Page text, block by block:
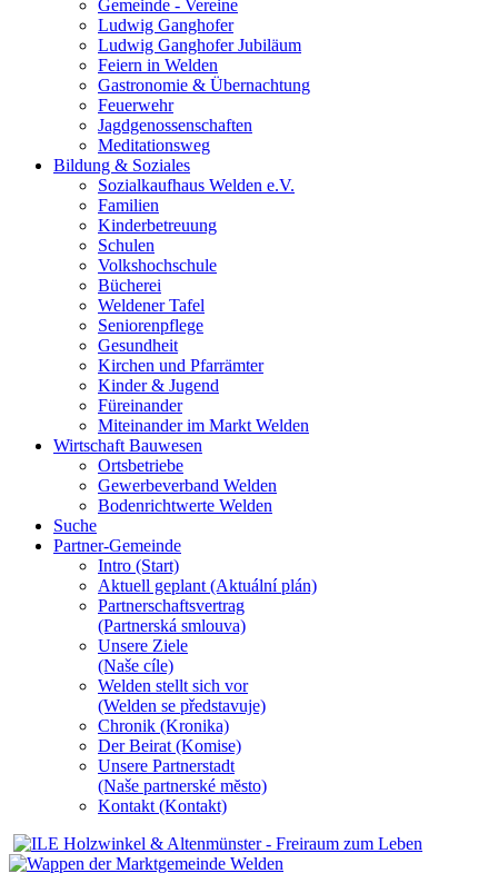
Gemeinde - Vereine
Ludwig Ganghofer
Ludwig Ganghofer Jubiläum
Feiern in Welden
Gastronomie & Übernachtung
Feuerwehr
Jagdgenossenschaften
Meditationsweg
Bildung & Soziales
Sozialkaufhaus Welden e.V.
Familien
Kinderbetreuung
Schulen
Volkshochschule
Bücherei
Weldener Tafel
Seniorenpflege
Gesundheit
Kirchen und Pfarrämter
Kinder & Jugend
Füreinander
Miteinander im Markt Welden
Wirtschaft Bauwesen
Ortsbetriebe
Gewerbeverband Welden
Bodenrichtwerte Welden
Suche
Partner-Gemeinde
Intro (Start)
Aktuell geplant (Aktuální plán)
Partnerschaftsvertrag
(Partnerská smlouva)
Unsere Ziele
(Naše cíle)
Welden stellt sich vor
(Welden se představuje)
Chronik (Kronika)
Der Beirat (Komise)
Unsere Partnerstadt
(Naše partnerské mĕsto)
Kontakt (Kontakt)